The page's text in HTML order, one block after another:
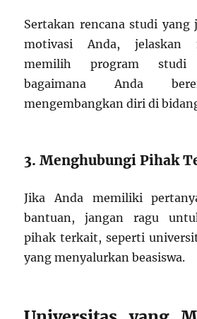
Sertakan rencana studi yang
motivasi Anda, jelaskan
memilih program
bagaimana Anda
mengembangkan diri di
3. Menghubungi Pihak
Jika Anda memiliki
bantuan, jangan ragu
pihak terkait, seperti
yang menyalurkan beasiswa.